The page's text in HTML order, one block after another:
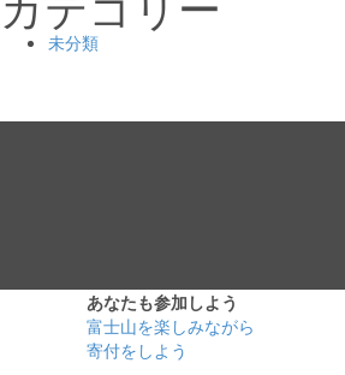
未分類
あなたも参加しよう
富士山を楽しみながら
寄付をしよう